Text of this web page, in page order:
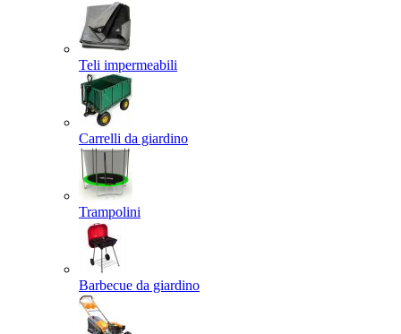
Teli impermeabili
Carrelli da giardino
Trampolini
Barbecue da giardino